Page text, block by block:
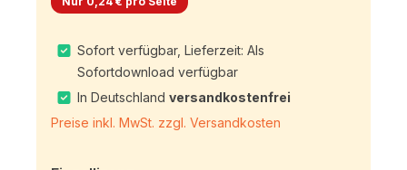
Sofort verfügbar, Lieferzeit: Als
Sofortdownload verfügbar
In Deutschlandversandkostenfrei
Preise inkl. MwSt. zzgl. Versandkosten